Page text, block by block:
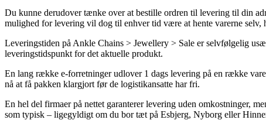
Du kunne derudover tænke over at bestille ordren til levering til din
mulighed for levering vil dog til enhver tid være at hente varerne
Leveringstiden på Ankle Chains > Jewellery > Sale er selvfølgelig
leveringstidspunkt for det aktuelle produkt.
En lang række e-forretninger udlover 1 dags levering på en række
nå at få pakken klargjort før de logistikansatte har fri.
En hel del firmaer på nettet garanterer levering uden omkostninger,
som typisk – ligegyldigt om du bor tæt på Esbjerg, Nyborg eller